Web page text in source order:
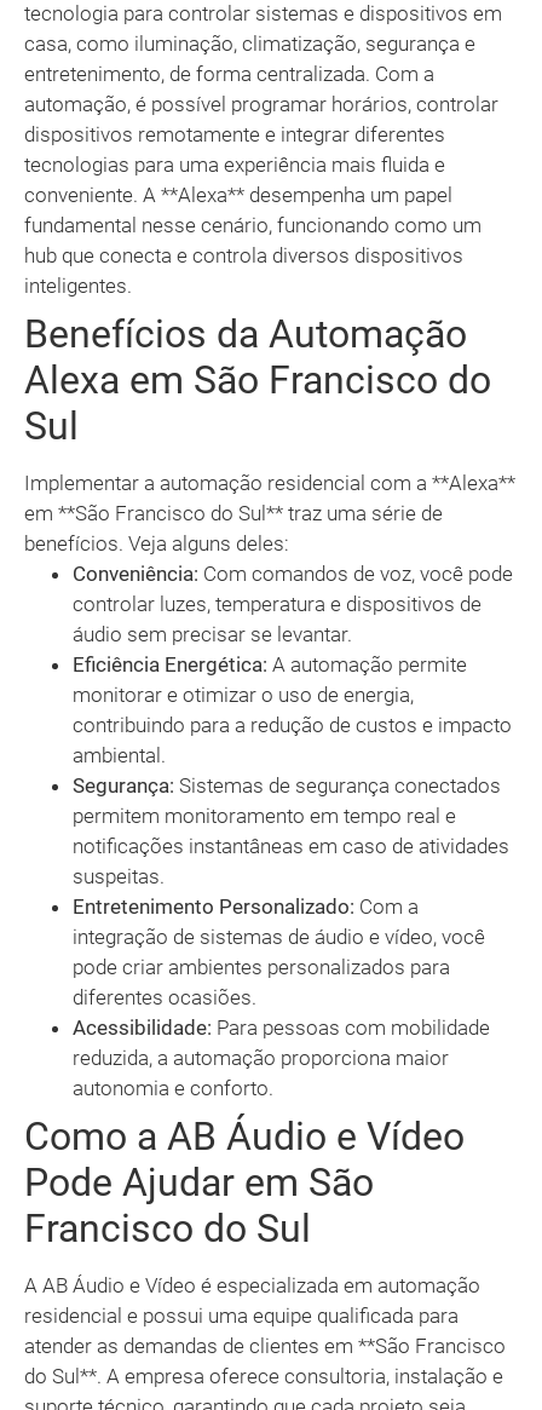
tecnologia para controlar sistemas e dispositivos em
casa, como iluminação, climatização, segurança e
entretenimento, de forma centralizada. Com a
automação, é possível programar horários, controlar
dispositivos remotamente e integrar diferentes
tecnologias para uma experiência mais fluida e
conveniente. A **Alexa** desempenha um papel
fundamental nesse cenário, funcionando como um
hub que conecta e controla diversos dispositivos
inteligentes.
Benefícios da Automação
Alexa em São Francisco do
Sul
Implementar a automação residencial com a **Alexa**
em **São Francisco do Sul** traz uma série de
benefícios. Veja alguns deles:
Conveniência: Com comandos de voz, você pode
controlar luzes, temperatura e dispositivos de
áudio sem precisar se levantar.
Eficiência Energética: A automação permite
monitorar e otimizar o uso de energia,
contribuindo para a redução de custos e impacto
ambiental.
Segurança: Sistemas de segurança conectados
permitem monitoramento em tempo real e
notificações instantâneas em caso de atividades
suspeitas.
Entretenimento Personalizado: Com a
integração de sistemas de áudio e vídeo, você
pode criar ambientes personalizados para
diferentes ocasiões.
Acessibilidade: Para pessoas com mobilidade
reduzida, a automação proporciona maior
autonomia e conforto.
Como a AB Áudio e Vídeo
Pode Ajudar em São
Francisco do Sul
A AB Áudio e Vídeo é especializada em automação
residencial e possui uma equipe qualificada para
atender as demandas de clientes em **São Francisco
do Sul**. A empresa oferece consultoria, instalação e